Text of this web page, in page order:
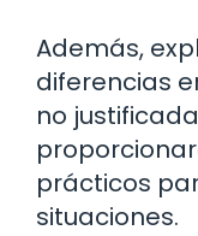
Además,
diferencias
no
prácticos
situaciones.